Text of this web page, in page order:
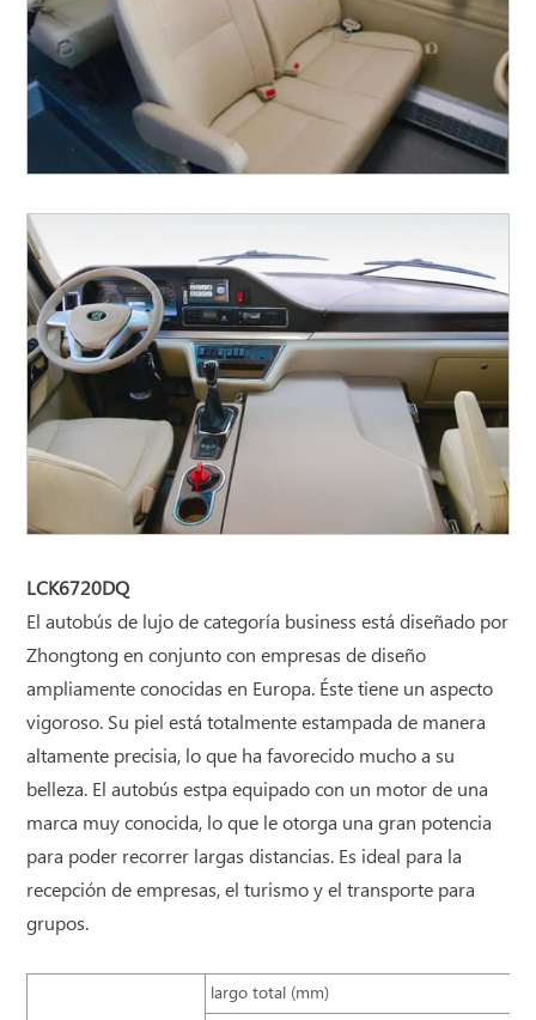
LCK6720DQ
El autobús de lujo de categoría business está diseñado por
Zhongtong en conjunto con empresas de diseño
ampliamente conocidas en Europa. Éste tiene un aspecto
vigoroso. Su piel está totalmente estampada de manera
altamente precisia, lo que ha favorecido mucho a su
belleza. El autobús estpa equipado con un motor de una
marca muy conocida, lo que le otorga una gran potencia
para poder recorrer largas distancias. Es ideal para la
recepción de empresas, el turismo y el transporte para
grupos.
largo total (mm)